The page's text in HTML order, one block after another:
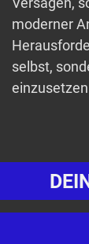
moderner
selbst,